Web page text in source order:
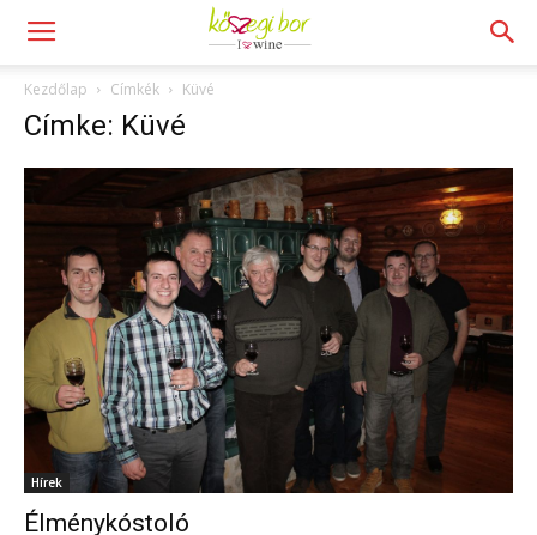
Kezdőlap Címkék Küvé
Címke: Küvé
Hírek
Élménykóstoló